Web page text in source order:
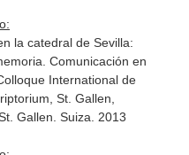
la catedral de Sevilla:
Comunicación en
International de
St. Gallen,
Gallen. Suiza. 2013